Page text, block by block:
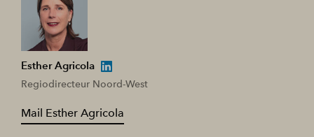
Esther Agricola
Regiodirecteur Noord-West
Mail Esther Agricola